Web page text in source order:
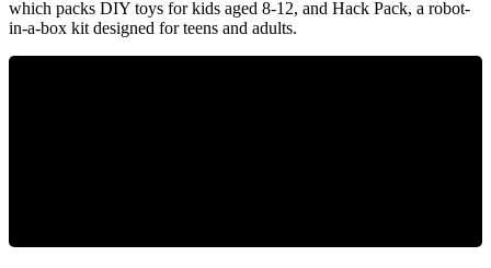
which packs DIY toys for kids aged 8-12, and Hack Pack, a robot-
in-a-box kit designed for teens and adults.